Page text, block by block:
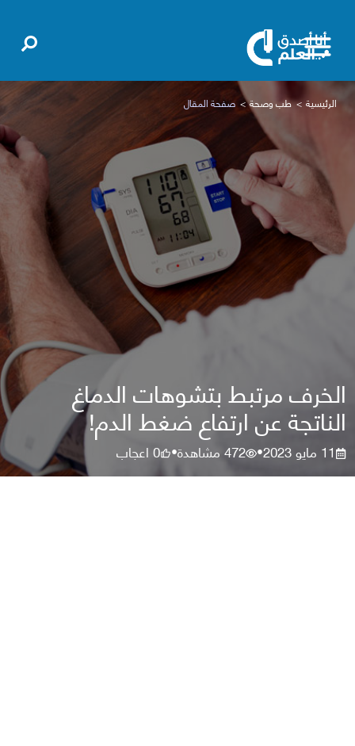
الرئيسية طب وصحة صفحة المقال
الخرف مرتبط بتشوهات الدماغ
الناتجة عن ارتفاع ضغط الدم!
11 مايو 2023 •
472مشاهدة•
0اعجاب